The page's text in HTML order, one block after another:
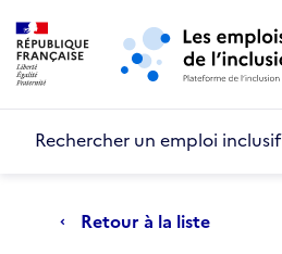
Aller au menu principal
Rechercher un emploi inclusif
Retour à la liste